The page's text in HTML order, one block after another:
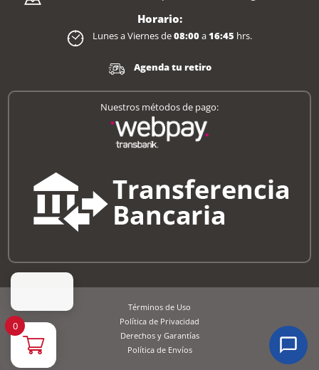
Horario:
Lunes a Viernes de08:00a16:45 hrs.
Agenda tu retiro
Nuestros métodos de pago:
Términos de Uso
Política de Privacidad
Derechos y Garantías
Política de Envíos
0